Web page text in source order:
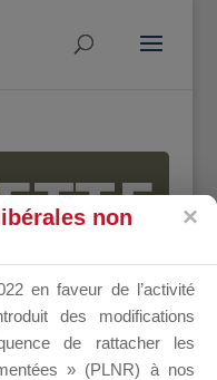
non
en faveur de l’activité
des modifications
de rattacher les
» (PLNR) à nos